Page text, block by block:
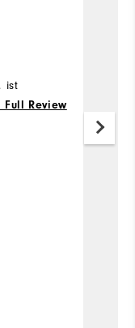
ist
Full Review